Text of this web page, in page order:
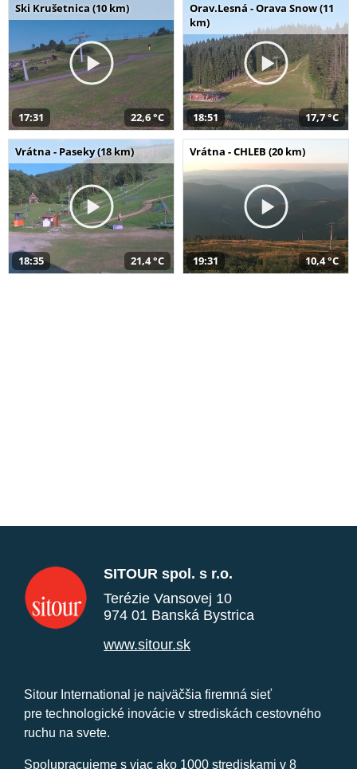
Ski Krušetnica (10 km)
17:31 22,6 °C
Orav.Lesná - Orava Snow (11
km)
18:51 17,7 °C
Vrátna - Paseky (18 km)
18:35 21,4 °C
Vrátna - CHLEB (20 km)
19:31 10,4 °C
SITOUR spol. s r.o.
Terézie Vansovej 10
974 01 Banská Bystrica
www.sitour.sk
Sitour International je najväčšia firemná sieť
pre technologické inovácie v strediskách cestovného
ruchu na svete.
Spolupracujeme s viac ako 1000 strediskami v 8